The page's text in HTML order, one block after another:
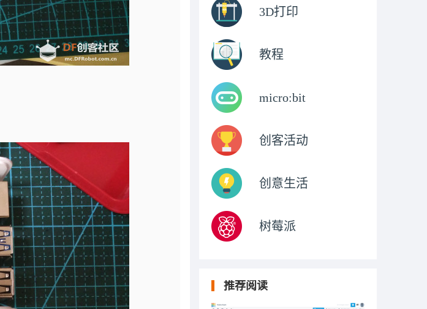
3D打印
教程
micro:bit
创客活动
创意生活
树莓派
推荐阅读